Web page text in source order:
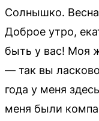
Солнышко.
Доброе утро,
быть у вас! Моя
— так вы
года у меня
меня были